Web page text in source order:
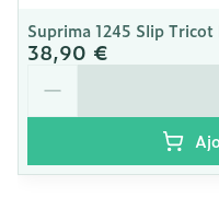
Suprima 1245 Slip
38,90 €